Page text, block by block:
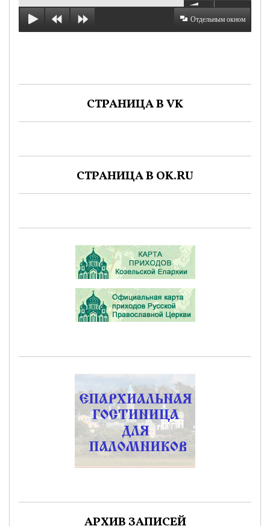
Отдельным окном
СТРАНИЦА В VK
СТРАНИЦА В OK.RU
АРХИВ ЗАПИСЕЙ